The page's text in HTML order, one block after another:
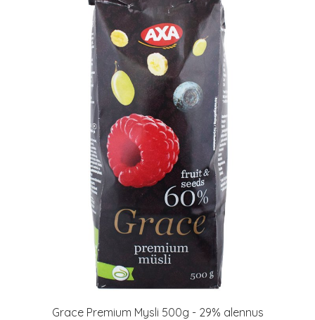
Grace Premium Mysli 500g - 29% alennus